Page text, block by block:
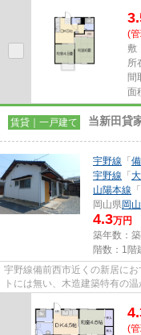
(
敷
所
間
面
賃貸｜一戸建て 当新田貸
宇野線 「
宇野線 「
山陽本線 「
岡山県岡
4.3万円
築年数：
階数：1階
宇野線備前西市近くの新居に
トには無い、木造建築特有の
(